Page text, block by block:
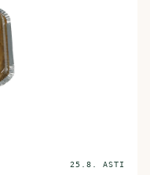
25.8. ASTI